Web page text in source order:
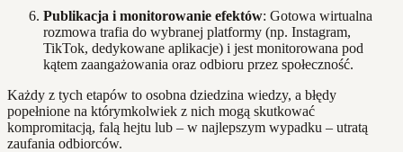
Publikacja i monitorowanie efektów: Gotowa wirtualna
rozmowa trafia do wybranej platformy (np. Instagram,
TikTok, dedykowane aplikacje) i jest monitorowana pod
kątem zaangażowania oraz odbioru przez społeczność.
Każdy z tych etapów to osobna dziedzina wiedzy, a błędy
popełnione na którymkolwiek z nich mogą skutkować
kompromitacją, falą hejtu lub – w najlepszym wypadku – utratą
zaufania odbiorców.